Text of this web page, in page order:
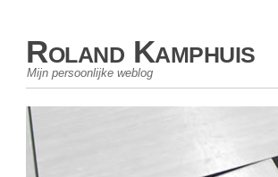
Roland Kamphuis
Mijn persoonlijke weblog